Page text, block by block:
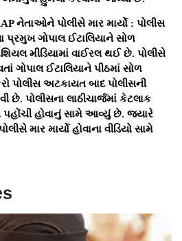
નેતાઓને પોલીસે માર માર્યો : પોલીસ
પ્રમુખ ગોપાલ ઈટાલિયાને સોળ
મીડિયામાં વાઈરલ થઈ છે. પોલીસે
ગોપાલ ઈટાલિયાને પીઠમાં સોળ
પોલીસ અટકાયત બાદ પોલીસની
છે. પોલીસના લાઠીચાર્જમાં કેટલાક
પહોંચી હોવાનું સામે આવ્યું છે. જ્યારે
માર માર્યો હોવાના વીડિયો સામે